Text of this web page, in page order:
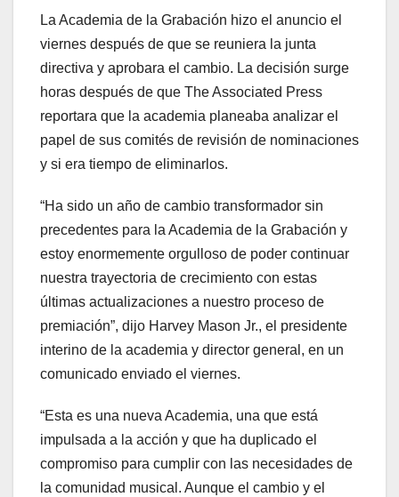
La Academia de la Grabación hizo el anuncio el
viernes después de que se reuniera la junta
directiva y aprobara el cambio. La decisión surge
horas después de que The Associated Press
reportara que la academia planeaba analizar el
papel de sus comités de revisión de nominaciones
y si era tiempo de eliminarlos.
“Ha sido un año de cambio transformador sin
precedentes para la Academia de la Grabación y
estoy enormemente orgulloso de poder continuar
nuestra trayectoria de crecimiento con estas
últimas actualizaciones a nuestro proceso de
premiación”, dijo Harvey Mason Jr., el presidente
interino de la academia y director general, en un
comunicado enviado el viernes.
“Esta es una nueva Academia, una que está
impulsada a la acción y que ha duplicado el
compromiso para cumplir con las necesidades de
la comunidad musical. Aunque el cambio y el